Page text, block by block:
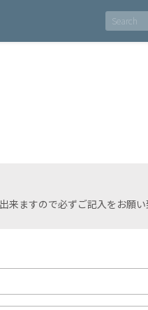
ますので必ずご記入をお願い